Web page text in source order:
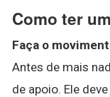
Como ter
Faça o
Antes de mais
de apoio. Ele